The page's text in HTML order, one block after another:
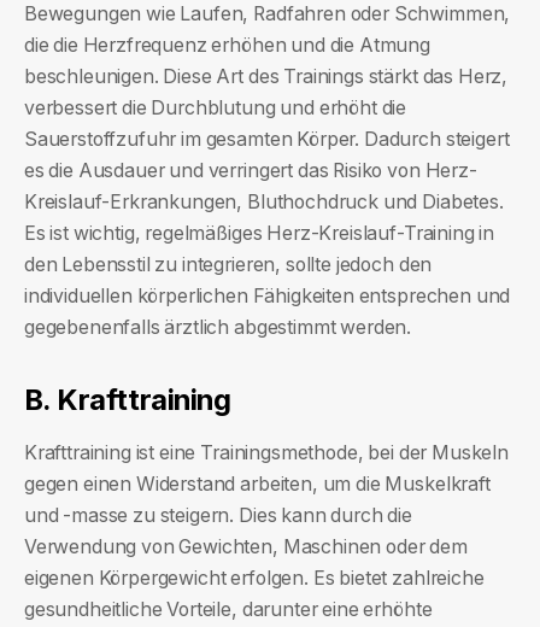
Bewegungen wie Laufen, Radfahren oder Schwimmen,
die die Herzfrequenz erhöhen und die Atmung
beschleunigen. Diese Art des Trainings stärkt das Herz,
verbessert die Durchblutung und erhöht die
Sauerstoffzufuhr im gesamten Körper. Dadurch steigert
es die Ausdauer und verringert das Risiko von Herz-
Kreislauf-Erkrankungen, Bluthochdruck und Diabetes.
Es ist wichtig, regelmäßiges Herz-Kreislauf-Training in
den Lebensstil zu integrieren, sollte jedoch den
individuellen körperlichen Fähigkeiten entsprechen und
gegebenenfalls ärztlich abgestimmt werden.
B. Krafttraining
Krafttraining ist eine Trainingsmethode, bei der Muskeln
gegen einen Widerstand arbeiten, um die Muskelkraft
und -masse zu steigern. Dies kann durch die
Verwendung von Gewichten, Maschinen oder dem
eigenen Körpergewicht erfolgen. Es bietet zahlreiche
gesundheitliche Vorteile, darunter eine erhöhte